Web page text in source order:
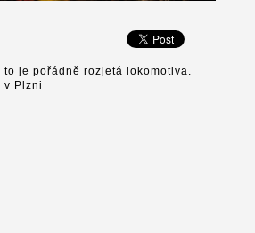
to je pořádně rozjetá lokomotiva.
v Plzni